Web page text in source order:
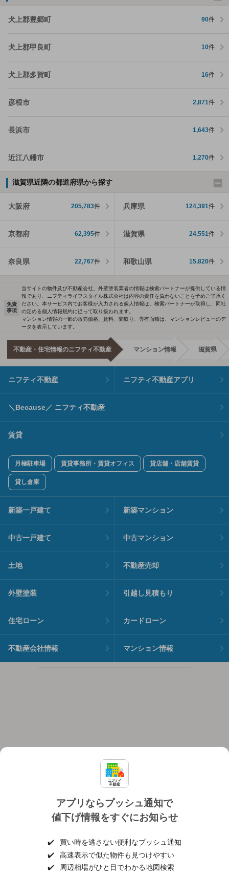
犬上郡豊郷町 90件
犬上郡甲良町 10件
犬上郡多賀町 16件
彦根市 2,871件
長浜市 1,643件
近江八幡市 1,270件
滋賀県近隣の都道府県から探す
大阪府 205,783件 兵庫県 124,391件
京都府 62,395件 滋賀県 24,551件
奈良県 22,767件 和歌山県 15,820件
アプリならプッシュ通知で
値下げ情報をすぐにお知らせ
✔️
買い時を逃さない便利なプッシュ通知
✔️
高速表示で似た物件も見つけやすい
✔️
周辺相場がひと目でわかる地図検索
免責
事項
当サイトの物件及び不動産会社、外壁塗装業者の情報は検索パートナーが提供している情
報であり、ニフティライフスタイル株式会社は内容の責任を負わないことを予めご了承く
ださい。本サービス内でお客様が入力される個人情報は、検索パートナーが取得し、同社
の定める個人情報規約に従って取り扱われます。
マンション情報の一部の販売価格、賃料、間取り、専有面積は、マンションレビューのデ
ータを表示しています。
不動産・住宅情報のニフティ不動産 マンション情報 滋賀県
ニフティ不動産 ニフティ不動産アプリ
＼Because／ ニフティ不動産
賃貸
月極駐車場 賃貸事務所・賃貸オフィス 貸店舗・店舗賃貸
貸し倉庫
新築一戸建て 新築マンション
中古一戸建て 中古マンション
土地 不動産売却
外壁塗装 引越し見積もり
住宅ローン カードローン
不動産会社情報 マンション情報
個人情報保護ポリシー 利用規約
ヘルプ・お問い合わせ 採用情報